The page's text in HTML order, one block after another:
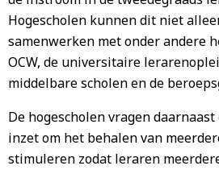
Hogescholen kunnen dit niet
samenwerken met onder andere
OCW, de universitaire
middelbare scholen en de
De hogescholen vragen
inzet om het behalen van
stimuleren zodat leraren